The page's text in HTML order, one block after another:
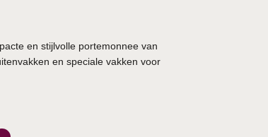
en stijlvolle portemonnee van
en speciale vakken voor